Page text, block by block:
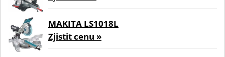
MAKITA LS1018L
Zjistit cenu »